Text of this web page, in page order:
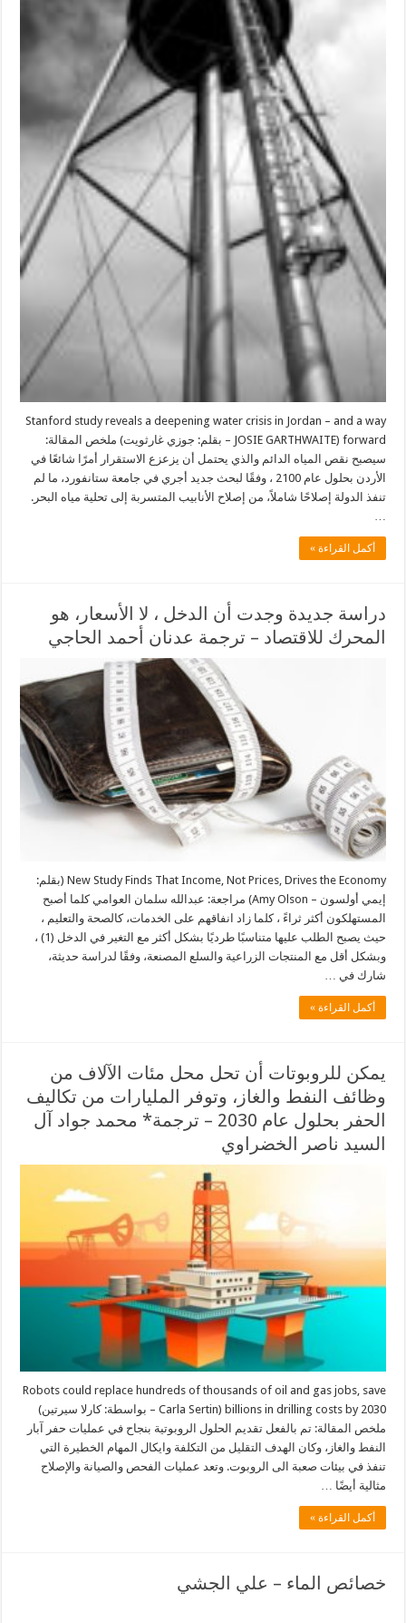
Stanford study reveals a deepening water crisis in Jordan – and a way
forward (JOSIE GARTHWAITE – بقلم: جوزي غارثويت) ملخص المقالة:
سيصبح نقص المياه الدائم والذي يحتمل أن يزعزع الاستقرار أمرًا شائعًا في
الأردن بحلول عام 2100 ، وفقًا لبحث جديد أجري في جامعة ستانفورد، ما لم
تنفذ الدولة إصلاحًا شاملاً، من إصلاح الأنابيب المتسربة إلى تحلية مياه البحر.
…
أكمل القراءة »
دراسة جديدة وجدت أن الدخل ، لا الأسعار، هو
المحرك للاقتصاد – ترجمة عدنان أحمد الحاجي
New Study Finds That Income, Not Prices, Drives the Economy (بقلم:
إيمي أولسون – Amy Olson) مراجعة: عبدالله سلمان العوامي كلما أصبح
المستهلكون أكثر ثراءً ، كلما زاد انفاقهم على الخدمات، كالصحة والتعليم ،
حيث يصبح الطلب عليها متناسبًا طرديًا بشكل أكثر مع التغير في الدخل (1) ،
وبشكل أقل مع المنتجات الزراعية والسلع المصنعة، وفقًا لدراسة حديثة،
شارك في …
أكمل القراءة »
يمكن للروبوتات أن تحل محل مئات الآلاف من
وظائف النفط والغاز، وتوفر المليارات من تكاليف
الحفر بحلول عام 2030 – ترجمة* محمد جواد آل
السيد ناصر الخضراوي
Robots could replace hundreds of thousands of oil and gas jobs, save
billions in drilling costs by 2030 (Carla Sertin – بواسطة: كارلا سيرتين)
ملخص المقالة: تم بالفعل تقديم الحلول الروبوتية بنجاح في عمليات حفر آبار
النفط والغاز، وكان الهدف التقليل من التكلفة وايكال المهام الخطيرة التي
تنفذ في بيئات صعبة الى الروبوت. وتعد عمليات الفحص والصيانة والإصلاح
مثالية أيضًا …
أكمل القراءة »
خصائص الماء – علي الجشي